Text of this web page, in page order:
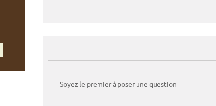
Soyez le premier à poser une question